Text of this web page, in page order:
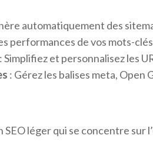
automatiquement des
performances de vos mots-
: Simplifiez et personnalisez les
: Gérez les balises meta,
SEO léger qui se concentre sur